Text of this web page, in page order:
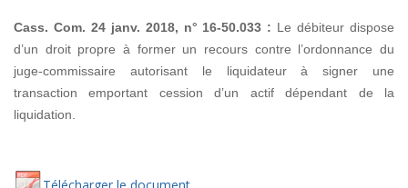
Cass. Com. 24 janv. 2018, n° 16-50.033 : Le débiteur dispose
d’un droit propre à former un recours contre l’ordonnance du
juge-commissaire autorisant le liquidateur à signer une
transaction emportant cession d’un actif dépendant de la
liquidation.